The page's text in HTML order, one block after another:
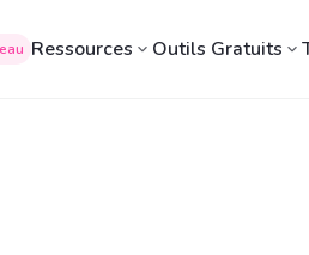
Ressources Outils Gratuits